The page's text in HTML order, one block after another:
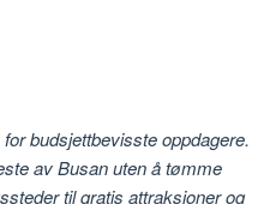
budsjettbevisste oppdagere.
av Busan uten å tømme
til gratis attraksjoner og